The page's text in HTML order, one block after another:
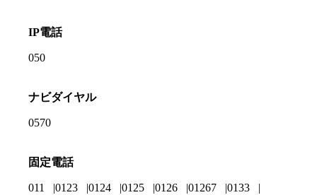
IP電話
050
ナビダイヤル
0570
固定電話
011 0123 0124 0125 0126 01267
0133